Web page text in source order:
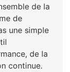
de la
de
une simple
de la
continue.